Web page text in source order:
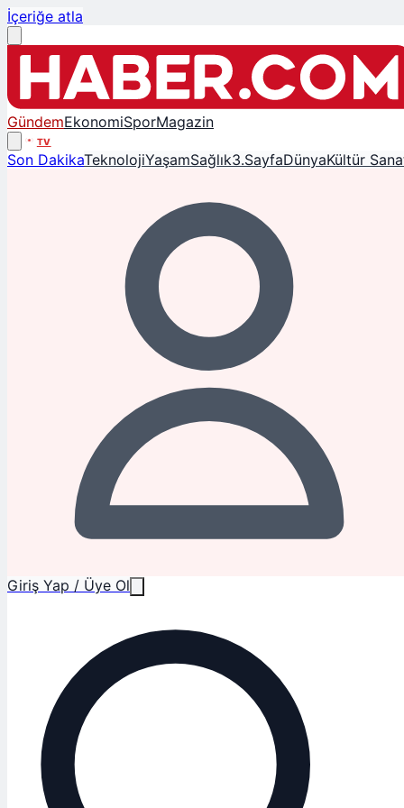
İçeriğe atla
GündemEkonomiSporMagazin
TV
Son DakikaTeknolojiYaşamSağlık3.SayfaDünyaKültür
Giriş Yap / Üye Ol